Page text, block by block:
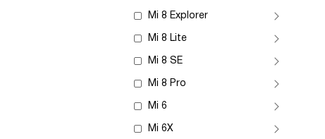
Mi 8 Explorer
Mi 8 Lite
Mi 8 SE
Mi 8 Pro
Mi 6
Mi 6X